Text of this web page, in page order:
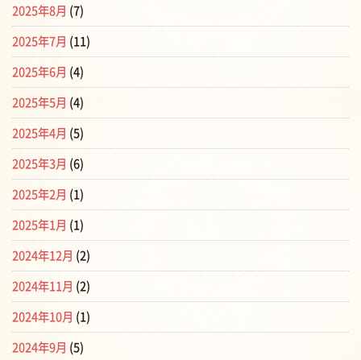
2025年8月 (7)
2025年7月 (11)
2025年6月 (4)
2025年5月 (4)
2025年4月 (5)
2025年3月 (6)
2025年2月 (1)
2025年1月 (1)
2024年12月 (2)
2024年11月 (2)
2024年10月 (1)
2024年9月 (5)